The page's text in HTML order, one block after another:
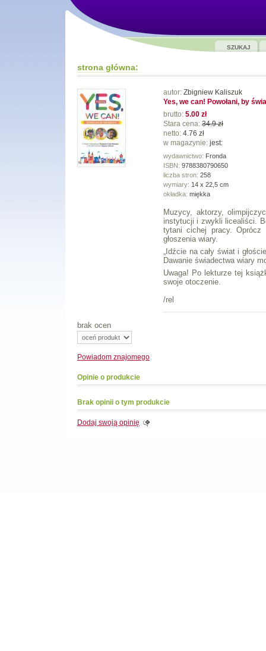
SZUKAJ
strona główna:
autor: Zbigniew Kaliszuk
Yes, we can! Powołani, by
brutto: 5.00 zł
Stara cena: 34.9 zł
netto: 4.76 zł
w magazynie: jest:
wydawnictwo: Fronda
ISBN: 9788380790650
liczba stron: 258
wymiary: 14 x 22,5 cm
okładka: miękka
Muzycy, aktorzy,
instytucji i zwykli licealiści.
tytani cichej pracy. Oprócz
głoszenia wiary.
„Idźcie na cały świat i
Dawanie świadectwa wiary
Uwaga! Po lekturze tej
swoje otoczenie.
/rel
brak ocen
Powiadom znajomego
Opinie o produkcie
Brak opinii o tym produkcie
Dodaj swoją opinię